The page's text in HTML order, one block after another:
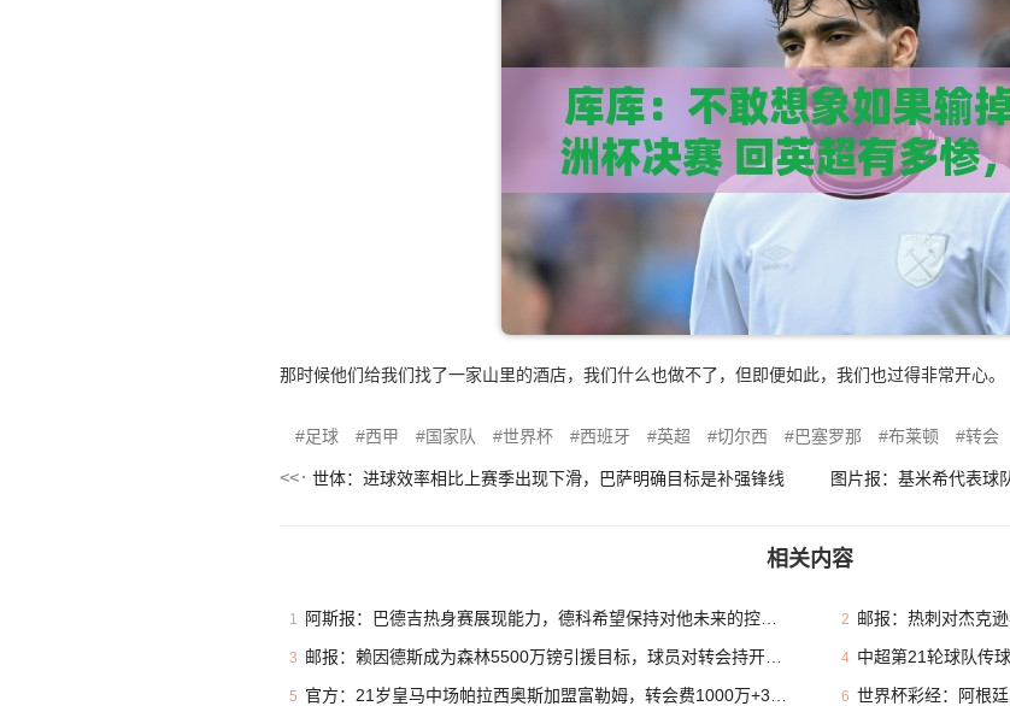
那时候他们给我们找了一家山里的酒店，我们什么也做不了，但即便如此，我们也过得非常开心。
足球 西甲 国家队 世界杯 西班牙 英超 切尔西 巴塞罗那 布莱顿 转会
世体：进球效率相比上赛季出现下滑，巴萨明确目标是补强锋线
相关内容
1 阿斯报：巴德吉热身赛展现能力，德科希望保持对他未来的控制权 2 邮报：热刺对杰克
3 邮报：赖因德斯成为森林5500万镑引援目标，球员对转会持开放态度 4 中超第21轮球队传球
5 官方：21岁皇马中场帕拉西奥斯加盟富勒姆，转会费1000万+30%二转 6 世界杯彩经：阿根